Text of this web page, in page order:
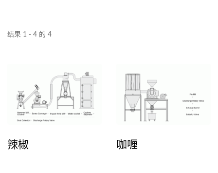
结果 1 - 4 的 4
辣椒 咖喱